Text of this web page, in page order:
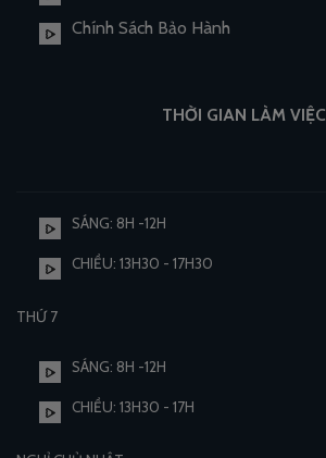
Chính Sách Bảo Hành
THỜI GIAN LÀM VIỆC
SÁNG: 8H -12H
CHIỀU: 13H30 - 17H30
THỨ 7
SÁNG: 8H -12H
CHIỀU: 13H30 - 17H